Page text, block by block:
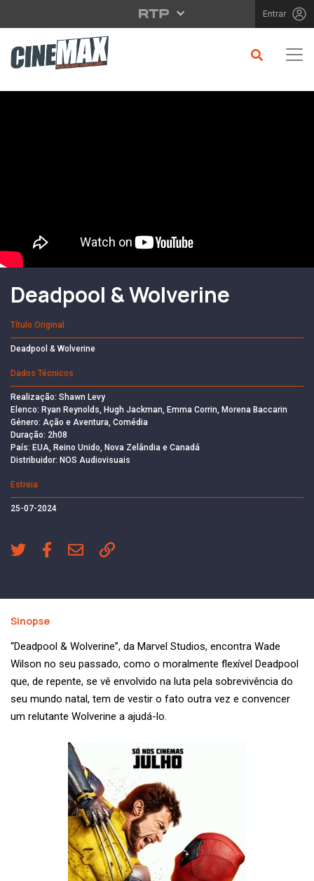
Saltar para o conteúdo principal Entrar
Filme em Cartaz
Deadpool & Wolverine
Título Original
Deadpool & Wolverine
Dados Técnicos
Realização: Shawn Levy
Elenco: Ryan Reynolds, Hugh Jackman, Emma Corrin, Morena Baccarin
Género: Ação e Aventura, Comédia
Duração: 2h08
País: EUA, Reino Unido, Nova Zelândia e Canadá
Distribuidor: NOS Audiovisuais
Estreia
25-07-2024
Sinopse
“Deadpool & Wolverine”, da Marvel Studios, encontra Wade
Wilson no seu passado, como o moralmente flexível Deadpool
que, de repente, se vê envolvido na luta pela sobrevivência do
seu mundo natal, tem de vestir o fato outra vez e convencer
um relutante Wolverine a ajudá-lo.